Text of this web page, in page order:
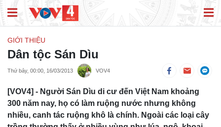
GIỚI THIỆU
Dân tộc Sán Dìu
Thứ bảy, 00:00, 16/03/2013 VOV4
[VOV4] - Người Sán Dìu di cư đến Việt Nam khoảng
300 năm nay, họ có làm ruộng nước nhưng không
nhiều, canh tác ruộng khô là chính. Ngoài các loại cây